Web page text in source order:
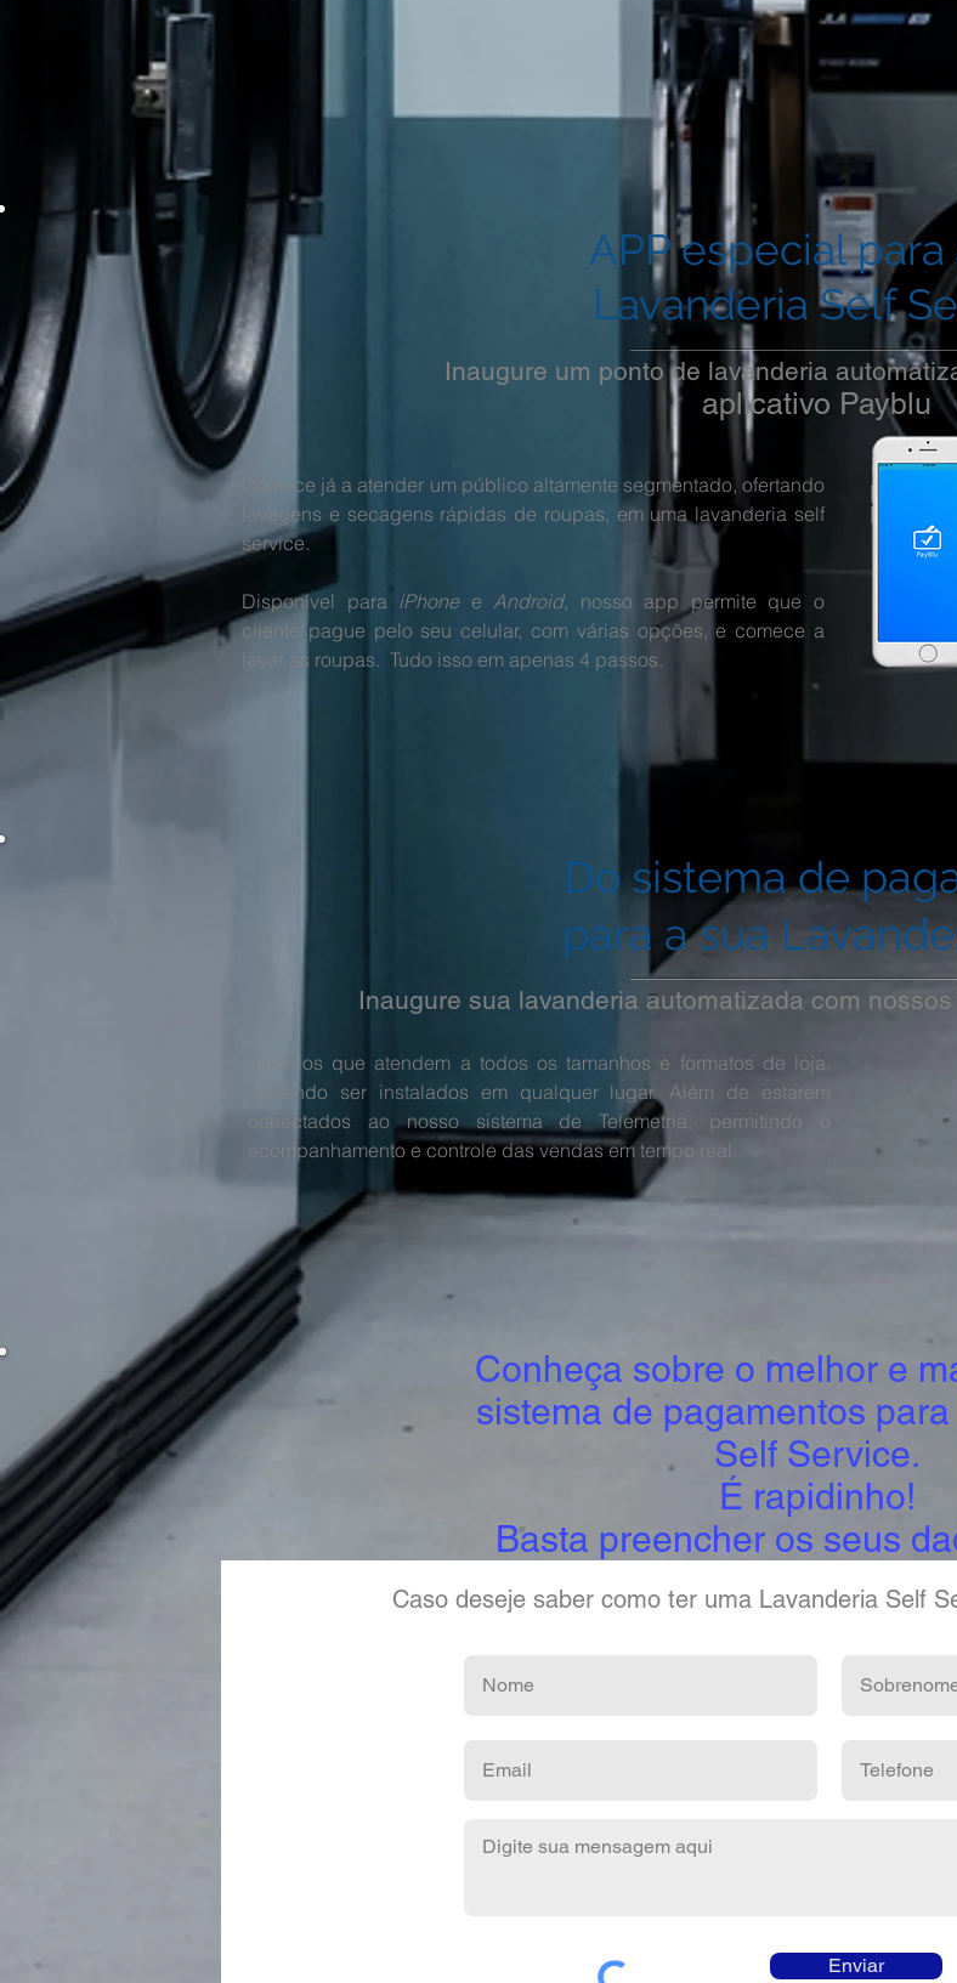
APP especial para
Lavanderia Self
Inaugure um ponto de lavanderia
aplicativo Payblu
Comece já a atender um público altamente segmentado, ofertando
lavagens e secagens rápidas de roupas, em uma lavanderia self
service.
Disponível para iPhoneeAndroid, nosso app permite que o
cliente pague pelo seu celular, com várias opções, e comece a
lavar as roupas. Tudo isso em apenas 4 passos.
Do sistema de
para a sua
Inaugure sua lavanderia automatizada com nossos
Modelos que atendem a todos os tamanhos e formatos de loja,
podendo ser instalados em qualquer lugar. Além de estarem
conectados ao nosso sistema de Telemetria, permitindo o
acompanhamento e controle das vendas em tempo real.
Conheça sobre o melhor e
sistema de pagamentos
Self Service.
É rapidinho!
Basta preencher os seus
Caso deseje saber como ter uma Lavanderia Self
Enviar